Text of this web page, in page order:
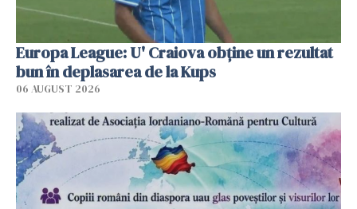
Europa League: U' Craiova obține un rezultat
bun în deplasarea de la Kups
06 AUGUST 2026